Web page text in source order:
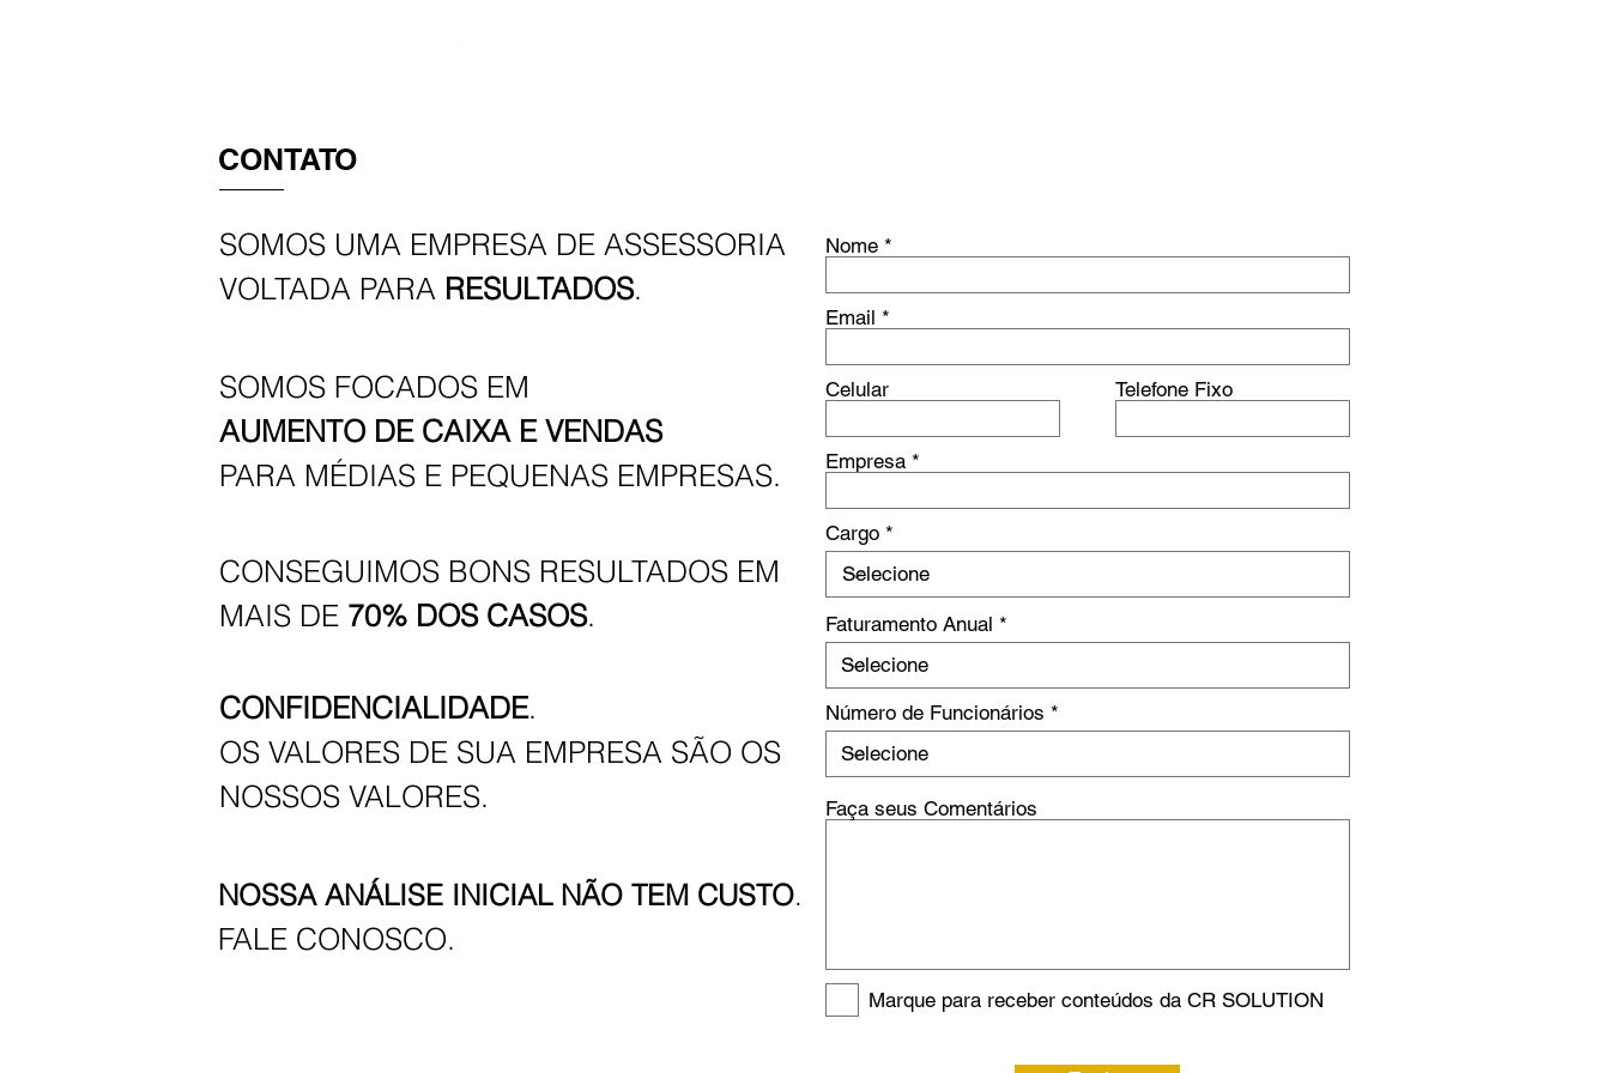
CONTATO
Nome
Email
Celular Telefone Fixo
Empresa
Cargo
Faturamento Anual
Número de Funcionários
Faça seus Comentários
Marque para receber conteúdos da CR SOLUTION
SOMOS UMA EMPRESA DE ASSESSORIA
VOLTADA PARA RESULTADOS.
SOMOS FOCADOS EM
AUMENTO DE CAIXA E VENDAS
PARA MÉDIAS E PEQUENAS EMPRESAS.
CONSEGUIMOS BONS RESULTADOS EM
MAIS DE 70% DOS CASOS.
NOSSA ANÁLISE INICIAL NÃO TEM CUSTO.
FALE CONOSCO.
CONFIDENCIALIDADE.
OS VALORES DE SUA EMPRESA SÃO OS
NOSSOS VALORES.